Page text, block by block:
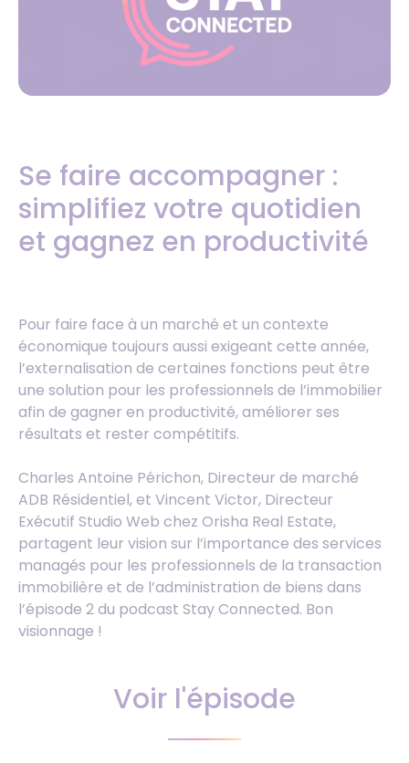
Se faire accompagner :
simplifiez votre quotidien
et gagnez en productivité
Pour faire face à un marché et un contexte
économique toujours aussi exigeant cette année,
l’externalisation de certaines fonctions peut être
une solution pour les professionnels de l’immobilier
afin de gagner en productivité, améliorer ses
résultats et rester compétitifs.
Charles Antoine Périchon, Directeur de marché
ADB Résidentiel, et Vincent Victor, Directeur
Exécutif Studio Web chez Orisha Real Estate,
partagent leur vision sur l’importance des services
managés pour les professionnels de la transaction
immobilière et de l’administration de biens dans
l’épisode 2 du podcast Stay Connected. Bon
visionnage !
Voir l'épisode